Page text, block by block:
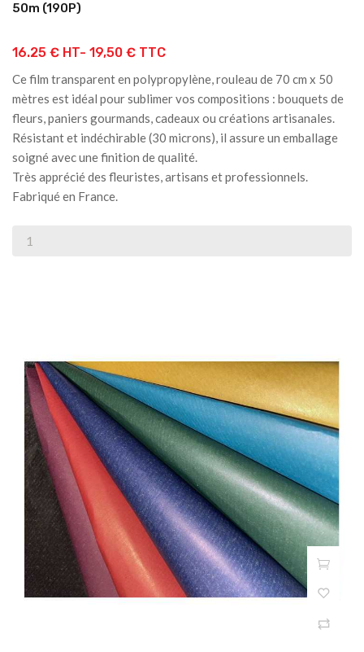
50m (190P)
16.25 € HT- 19,50 € TTC
Ce film transparent en polypropylène, rouleau de 70 cm x 50
mètres est idéal pour sublimer vos compositions : bouquets de
fleurs, paniers gourmands, cadeaux ou créations artisanales.
Résistant et indéchirable (30 microns), il assure un emballage
soigné avec une finition de qualité.
Très apprécié des fleuristes, artisans et professionnels.
Fabriqué en France.